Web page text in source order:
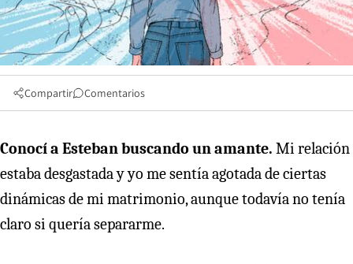
Compartir Comentarios
Conocí a Esteban buscando un amante. Mi relación
estaba desgastada y yo me sentía agotada de ciertas
dinámicas de mi matrimonio, aunque todavía no tenía
claro si quería separarme.